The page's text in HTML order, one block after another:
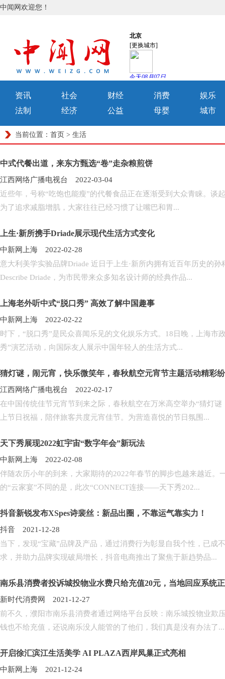
中闻网欢迎您！
资讯 社会 财经 消费
娱乐
法制
经济 公益 母婴 城市
当前位置： 首页 > 生活
中式代餐出道，来东方甄选“卷”走杂粮煎饼
江西网络广播电视台 2022-03-04
近些年，号称“吃饱也能瘦”的代餐食品正在逐渐受到大众青睐。谈
为了追求减脂增肌，大家往往已经习惯了让嘴巴和胃...
上生·新所携手Driade展示现代生活方式变化
中新网上海 2022-02-28
意大利美学实验品牌Driade 近日于上生·新所内拥有近百年历史的
Describe Driade，为市民带来众多知名设计师的经典作品...
上海老外听中式“脱口秀” 高效了解中国趣事
中新网上海 2022-02-22
时下，“脱口秀”是民众喜闻乐见的文化娱乐方式。18日晚，上海
秀”演艺活动，向国际友人展示中国年轻人的生活方式...
猜灯谜，闹元宵，快乐微笑年，春秋航空元宵节主题活动精彩
江西网络广播电视台 2022-02-17
在中国传统佳节元宵节到来之际，春秋航空在万米高空举办“猜灯
上节日祝福，陪伴旅客共度元宵佳节。为营造喜悦的节日氛围...
天下秀展现2022虹宇宙“数字年会”新玩法
中新网上海 2022-02-08
伴随农历小年的到来，大家期待的2022年春节的脚步也越来越近
的“云家宴”不同的是，此次“CONNECT连接——天下秀202...
抖音新锐发布XSpes诗裴丝：新品出圈，不靠运气靠实力！
抖音 2021-12-28
当下，发现“宝藏”品牌及产品，通过消费行为彰显自我个性，已
求，并助力品牌实现破局增长，抖音电商推出了聚焦于新趋势品...
南乐县消费者投诉城投物业水费只给充值20元，当地回应系统
新时代消费网 2021-12-27
前不久，濮阳市南乐县消费者通过网络平台反映：南乐城投物业欺
钱也不给充值，还说南乐没人能管的了他们，我们真是没有办法了...
开启徐汇滨江生活美学 AI PLAZA西岸凤巢正式亮相
中新网上海 2021-12-24